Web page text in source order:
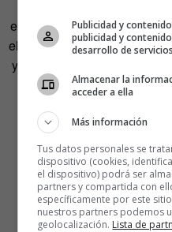
elegir. Pero si la cosa se
elegid el estand de San
y fácil de identificar. Basta
Publicidad y
publicidad y
desarrollo de servicios
Almacenar la
acceder a ella
Más información
Tus datos personales se
dispositivo (cookies,
el dispositivo) podrá ser
partners y compartida con
específicamente por este
nuestros partners podemos
geolocalización. Lista de